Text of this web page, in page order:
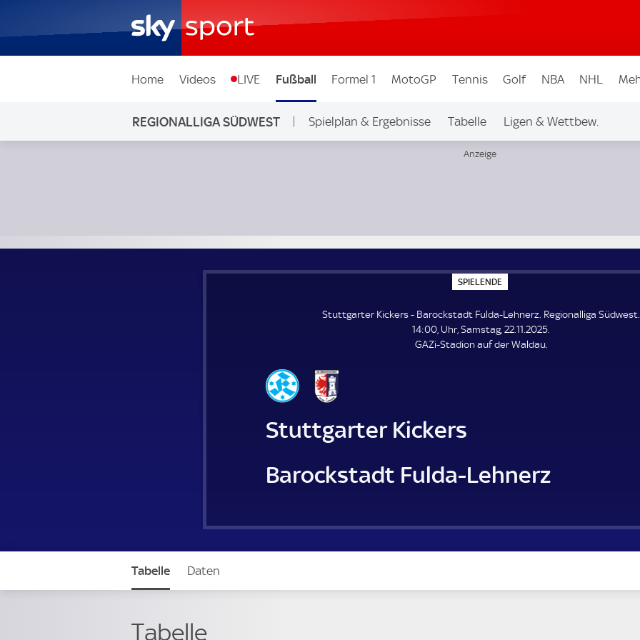
Home Videos LIVE Fußball Formel 1 MotoGP Tennis Golf NBA NHL
REGIONALLIGA SÜDWEST Spielplan & Ergebnisse Tabelle Ligen & Wettbew.
SPIELENDE
P
E
L
E
N
Stuttgarter Kickers - Barockstadt Fulda-Lehnerz. Regionalliga Südwest.
14:00, Uhr, Samstag, 22.11.2025.
GAZi-Stadion auf der Waldau.
Stuttgarter Kickers
Barockstadt Fulda-Lehnerz
Tabelle Daten
Tabelle